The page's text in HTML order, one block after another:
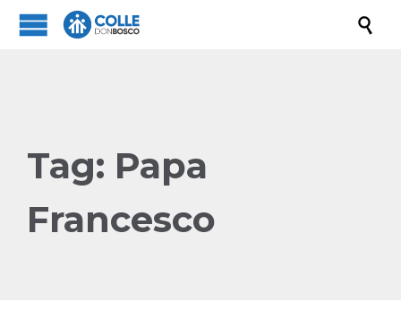

Tag: Papa
Francesco